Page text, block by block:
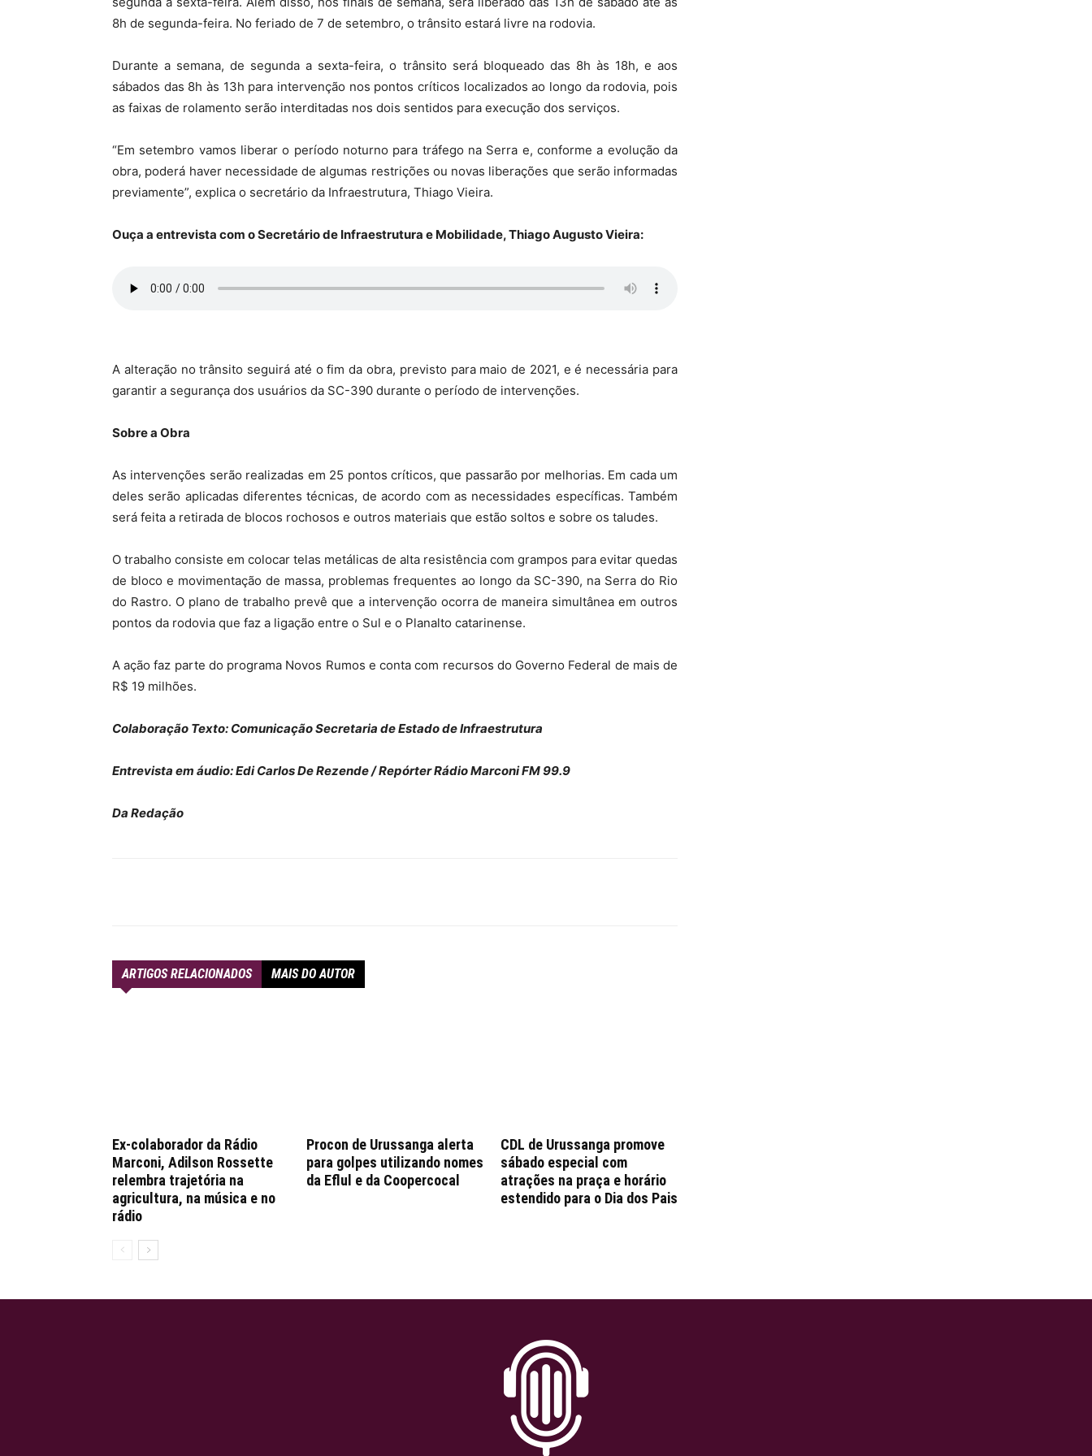
8h de segunda-feira. No feriado de 7 de setembro, o trânsito estará livre na rodovia.
Durante a semana, de segunda a sexta-feira, o trânsito será bloqueado das 8h às 18h, e aos
sábados das 8h às 13h para intervenção nos pontos críticos localizados ao longo da rodovia, pois
as faixas de rolamento serão interditadas nos dois sentidos para execução dos serviços.
“Em setembro vamos liberar o período noturno para tráfego na Serra e, conforme a evolução da
obra, poderá haver necessidade de algumas restrições ou novas liberações que serão informadas
previamente”, explica o secretário da Infraestrutura, Thiago Vieira.
Ouça a entrevista com o Secretário de Infraestrutura e Mobilidade, Thiago Augusto Vieira:
A alteração no trânsito seguirá até o fim da obra, previsto para maio de 2021, e é necessária para
garantir a segurança dos usuários da SC-390 durante o período de intervenções.
Sobre a Obra
As intervenções serão realizadas em 25 pontos críticos, que passarão por melhorias. Em cada um
deles serão aplicadas diferentes técnicas, de acordo com as necessidades específicas. Também
será feita a retirada de blocos rochosos e outros materiais que estão soltos e sobre os taludes.
O trabalho consiste em colocar telas metálicas de alta resistência com grampos para evitar quedas
de bloco e movimentação de massa, problemas frequentes ao longo da SC-390, na Serra do Rio
do Rastro. O plano de trabalho prevê que a intervenção ocorra de maneira simultânea em outros
pontos da rodovia que faz a ligação entre o Sul e o Planalto catarinense.
A ação faz parte do programa Novos Rumos e conta com recursos do Governo Federal de mais de
R$ 19 milhões.
Colaboração Texto: Comunicação Secretaria de Estado de Infraestrutura
Entrevista em áudio: Edi Carlos De Rezende / Repórter Rádio Marconi FM 99.9
Da Redação
ARTIGOS RELACIONADOS MAIS DO AUTOR
Ex-colaborador da Rádio
Marconi, Adilson Rossette
relembra trajetória na
agricultura, na música e no
rádio
Procon de Urussanga alerta
para golpes utilizando nomes
da Eflul e da Coopercocal
CDL de Urussanga promove
sábado especial com
atrações na praça e horário
estendido para o Dia dos Pais